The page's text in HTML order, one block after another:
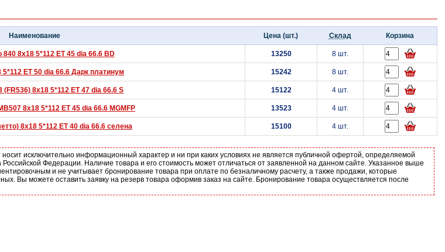
Наименование Цена (шт.) Склад Корзина
840 8x18 5*112 ET 45 dia 66.6 BD 13250 8 шт.
5*112 ET 50 dia 66.6 Дарк платинум 15242 8 шт.
(FR536) 8x18 5*112 ET 47 dia 66.6 S 15122 4 шт.
8x18 5*112 ET 45 dia 66.6 MGMFP 13523 4 шт.
8x18 5*112 ET 40 dia 66.6 cелена 15100 4 шт.
исключительно информационный характер и ни при каких условиях не является публичной офертой, определяемой
Федерации. Наличие товара и его стоимость может отличаться от заявленной на данном сайте. Указанное выше
и не учитывает бронирование товара при оплате по безналичному расчету, а также продажи, которые
Вы можете оставить заявку на резерв товара оформив заказ на сайте. Бронирование товара осуществляется после